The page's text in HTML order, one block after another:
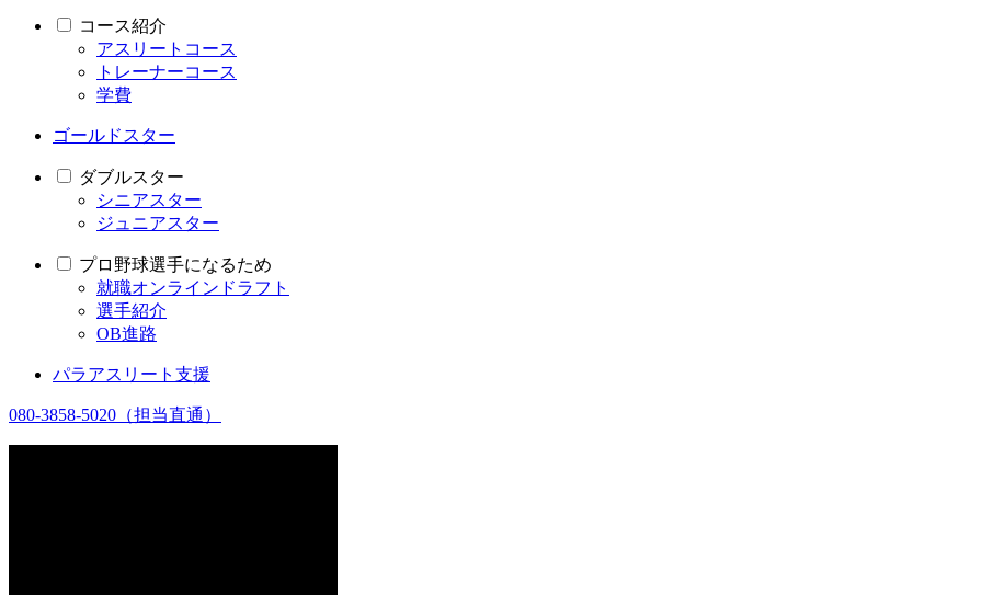
コース紹介
アスリートコース
トレーナーコース
学費
ゴールドスター
ダブルスター
シニアスター
ジュニアスター
プロ野球選手になるため
就職オンラインドラフト
選手紹介
OB進路
パラアスリート支援
080-3858-5020 （担当直通）